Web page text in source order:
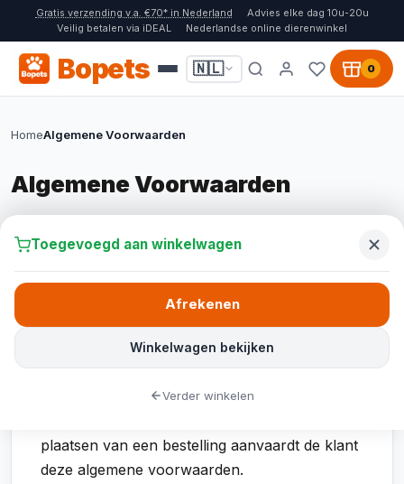
Gratis verzending v.a. €70* in Nederland
Advies elke dag 10u-20u
Veilig betalen via iDEAL
Nederlandse online dierenwinkel
Bopets 🇳🇱 0
HomeAlgemene Voorwaarden
Algemene Voorwaarden
Deze algemene voorwaarden zijn van
toepassing op elk aanbod van Bopets en op
elke tot stand gekomen overeenkomst op
plaatsen van een bestelling aanvaardt de klant
deze algemene voorwaarden.
Toegevoegd aan winkelwagen
Winkelwagen bekijken
Afrekenen
Verder winkelen